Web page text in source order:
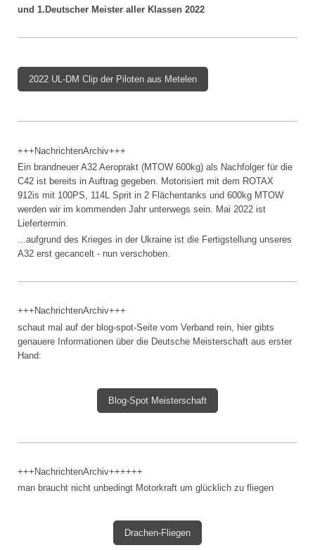
und 1.Deutscher Meister aller Klassen 2022
2022 UL-DM Clip der Piloten aus Metelen
+++NachrichtenArchiv+++
Ein brandneuer A32 Aeroprakt (MTOW 600kg) als Nachfolger für die
C42 ist bereits in Auftrag gegeben. Motorisiert mit dem ROTAX
912is mit 100PS, 114L Sprit in 2 Flächentanks und 600kg MTOW
werden wir im kommenden Jahr unterwegs sein. Mai 2022 ist
Liefertermin.
...aufgrund des Krieges in der Ukraine ist die Fertigstellung unseres
A32 erst gecancelt - nun verschoben.
+++NachrichtenArchiv+++
schaut mal auf der blog-spot-Seite vom Verband rein, hier gibts
genauere Informationen über die Deutsche Meisterschaft aus erster
Hand:
Blog-Spot Meisterschaft
+++NachrichtenArchiv++++++
man braucht nicht unbedingt Motorkraft um glücklich zu fliegen
Drachen-Fliegen